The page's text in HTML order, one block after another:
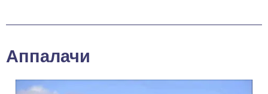
Аппалачи